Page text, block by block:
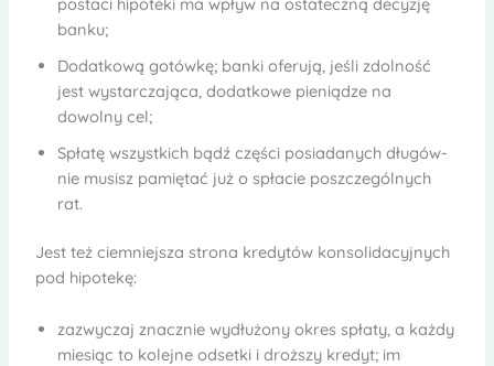
banku;
Dodatkową gotówkę; banki oferują, jeśli zdolność
jest wystarczająca, dodatkowe pieniądze na
dowolny cel;
Spłatę wszystkich bądź części posiadanych długów-
nie musisz pamiętać już o spłacie poszczególnych
rat.
Jest też ciemniejsza strona kredytów konsolidacyjnych
pod hipotekę:
zazwyczaj znacznie wydłużony okres spłaty, a każdy
miesiąc to kolejne odsetki i droższy kredyt; im